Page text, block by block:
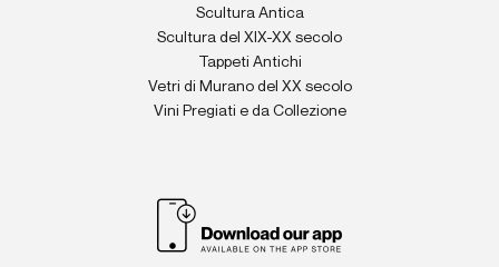
Scultura Antica
Scultura del XIX-XX secolo
Tappeti Antichi
Vetri di Murano del XX secolo
Vini Pregiati e da Collezione